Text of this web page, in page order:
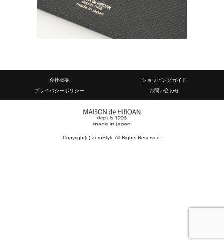
会社概要
ショッピングガイド
プライバシーポリシー
お問い合わせ
Copyright(c) ZeroStyle All Rights Reserved.